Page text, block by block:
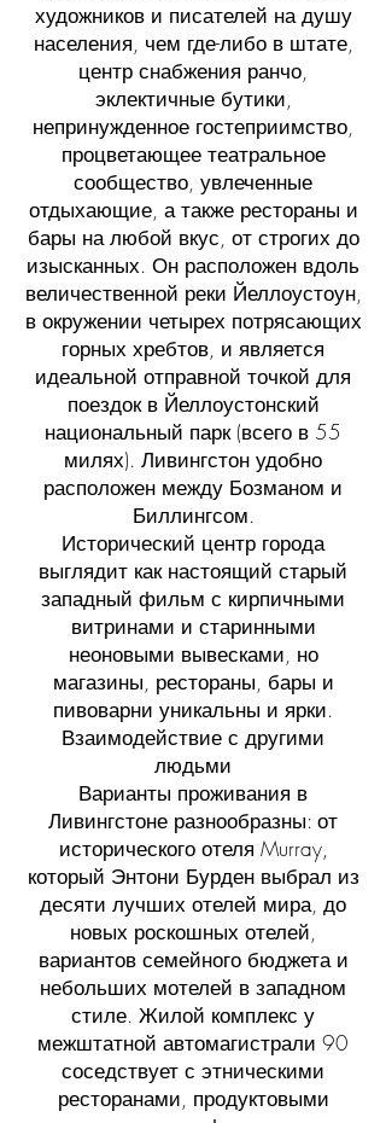
художников и писателей на душу
населения, чем где-либо в штате,
центр снабжения ранчо,
эклектичные бутики,
непринужденное гостеприимство,
процветающее театральное
сообщество, увлеченные
отдыхающие, а также рестораны и
бары на любой вкус, от строгих до
изысканных. Он расположен вдоль
величественной реки Йеллоустоун,
в окружении четырех потрясающих
горных хребтов, и является
идеальной отправной точкой для
поездок в Йеллоустонский
национальный парк (всего в 55
милях). Ливингстон удобно
расположен между Бозманом и
Биллингсом.
Исторический центр города
выглядит как настоящий старый
западный фильм с кирпичными
витринами и старинными
неоновыми вывесками, но
магазины, рестораны, бары и
пивоварни уникальны и ярки.
Взаимодействие с другими
людьми
Варианты проживания в
Ливингстоне разнообразны: от
исторического отеля Murray,
который Энтони Бурден выбрал из
десяти лучших отелей мира, до
новых роскошных отелей,
вариантов семейного бюджета и
небольших мотелей в западном
стиле. Жилой комплекс у
межштатной автомагистрали 90
соседствует с этническими
ресторанами, продуктовыми